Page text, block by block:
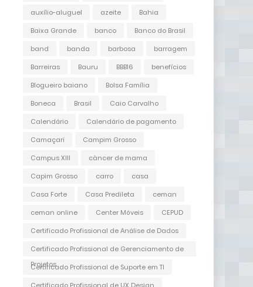
auxílio-aluguel
azeite
Bahia
Baixa Grande
banco
Banco do Brasil
band
banda barbosa
barragem
Barreiras
Bauru BBB16
benefícios
Blogueiro baiano
Bolsa Família
Boneca
Brasil
Caio Carvalho
Calendário
Calendário de pagamento
Camaçari
Campim Grosso
Campus XIII
câncer de mama
Capim Grosso
carro
casa
Casa Forte
Casa Predileta
ceman
ceman online
Center Móveis
CEPUD
Certificado Profissional de Análise de Dados
Certificado Profissional de Gerenciamento de
Projetos
Certificado Profissional de Suporte em TI